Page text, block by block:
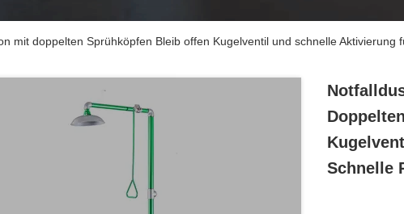
mit doppelten Sprühköpfen Bleib offen Kugelventil und schnelle Aktivierung
Schnelle